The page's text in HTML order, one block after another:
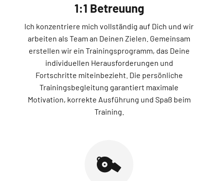
1:1 Betreuung
Ich konzentriere mich vollständig auf Dich und wir
arbeiten als Team an Deinen Zielen. Gemeinsam
erstellen wir ein Trainingsprogramm, das Deine
individuellen Herausforderungen und
Fortschritte miteinbezieht. Die persönliche
Trainingsbegleitung garantiert maximale
Motivation, korrekte Ausführung und Spaß beim
Training.